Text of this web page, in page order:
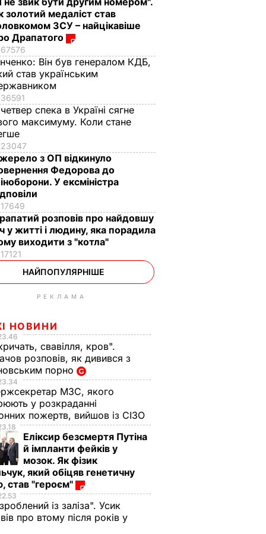
золотий медаліст став
ЗСУ – найцікавіше
Драпатого
67576
Він був генералом КДБ,
став українським
36591
спека в Україні сягне
максимуму. Коли стане
23047
з ОП відкинуло
Федорова до
У ексміністра
17649
розповів про найдовшу
у житті і людину, яка порадила
виходити з "котла"
17121
НАЙПОПУЛЯРНІШЕ
РЕКЛАМА
НОВИНИ
свавілля, кров".
розповів, як дивився з
порно
МЗС, якого
у розкраданні
пожертв, вийшов із СІЗО
Еліксир безсмертя Путіна
й імпланти фейків у
мозок. Як фізик
який обіцяв генетичну
став "героєм"
із заліза". Усик
про втому після років у